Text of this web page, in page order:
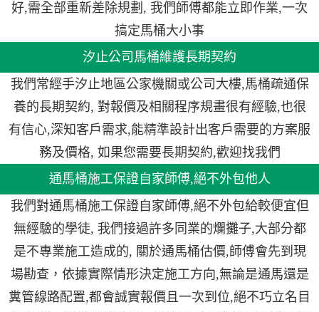
好,需全部重新差除規劃, 我們師傅都能立即作業,一次
搞定馬桶大小事
汐止公司馬桶維護長期契約
我們常經手汐止地區公家機關或公司大樓,馬桶疏通保
養的長期契約, 對報價及相關程序規畫很有經驗,也很
有信心,深知客戶需求,能精準設計出客戶需要的方案服
務及價格, 如果您需要長期契約,歡迎找我們
通馬桶施工保證自家師傅,絕不外包他人
我們對通馬桶施工保證自家師傅,絕不外包給較便宜但
無經驗的學徒, 我們接過許多同業的爛攤子,大部分都
是不專業施工造成的, 關於通馬桶估價,師傅會先到現
場勘查，依據實際情形決定施工方向,無論是通馬還是
糞管線路配置,都會誠實報價且一次到位,絕不巧立名目